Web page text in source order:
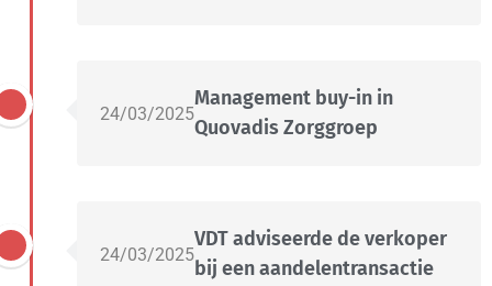
24/03/2025
Management buy-in in
Quovadis Zorggroep
24/03/2025
VDT adviseerde de verkoper
bij een aandelentransactie